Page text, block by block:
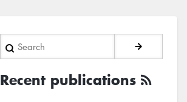
Search
Recent publications